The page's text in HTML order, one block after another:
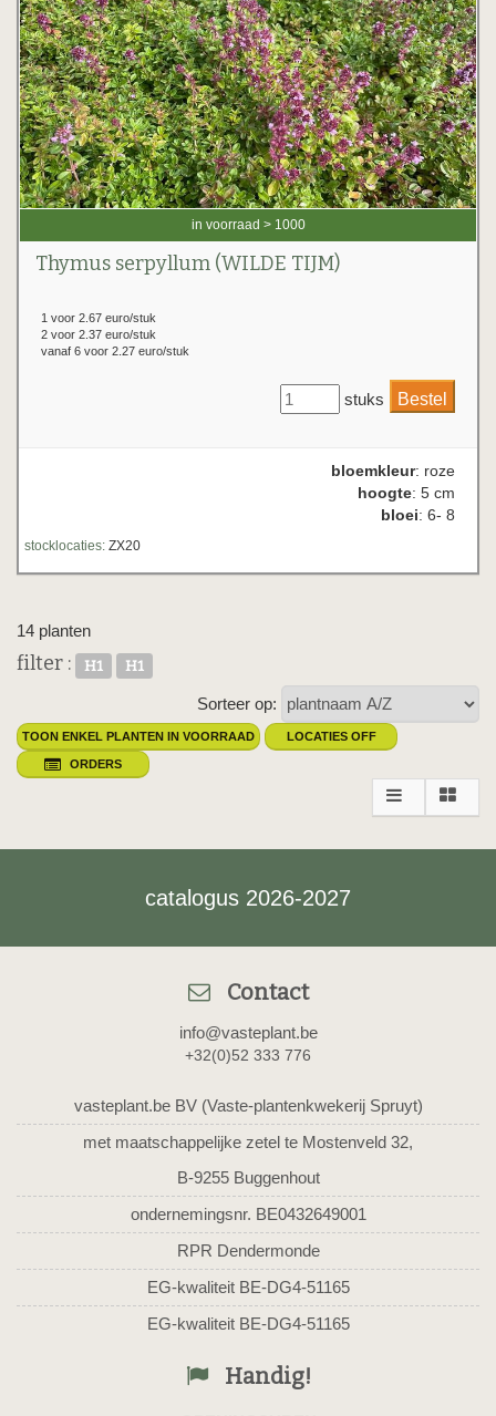
in voorraad > 1000
Thymus serpyllum (WILDE TIJM)
1 voor 2.67 euro/stuk
2 voor 2.37 euro/stuk
vanaf 6 voor 2.27 euro/stuk
stuks
bloemkleur: roze
hoogte: 5 cm
bloei: 6- 8
stocklocaties: ZX20
14 planten
filter : H1 H1
Sorteer op:
TOON ENKEL PLANTEN IN VOORRAAD LOCATIES OFF
ORDERS
catalogus 2026-2027
Contact
info@vasteplant.be
+32(0)52 333 776
vasteplant.be BV (Vaste-plantenkwekerij Spruyt)
met maatschappelijke zetel te Mostenveld 32,
B-9255 Buggenhout
ondernemingsnr. BE0432649001
RPR Dendermonde
EG-kwaliteit BE-DG4-51165
EG-kwaliteit BE-DG4-51165
Handig!